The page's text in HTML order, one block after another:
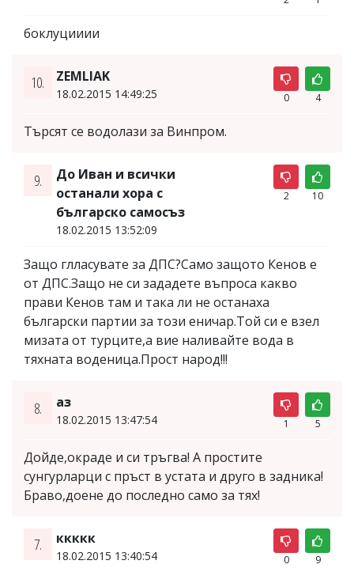
боклуцииии
10. ZEMLIAK
18.02.2015 14:49:25 0 4
Търсят се водолази за Винпром.
9.
До Иван и всички
останали хора с
българско самосъз
18.02.2015 13:52:09
2 10
Защо глласувате за ДПС?Само защото Кенов е
от ДПС.Защо не си зададете въпроса какво
прави Кенов там и така ли не останаха
български партии за този еничар.Той си е взел
мизата от турците,а вие наливайте вода в
тяхната воденица.Прост народ!!!
8. аз
18.02.2015 13:47:54 1 5
Дойде,окраде и си тръгва! А простите
сунгурларци с пръст в устата и друго в задника!
Браво,доене до последно само за тях!
7. ккккк
18.02.2015 13:40:54 0 9